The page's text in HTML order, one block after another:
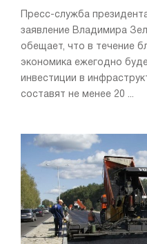
Пресс-служба
заявление Владимира
обещает, что в течение
экономика ежегодно
инвестиции в
составят не менее 20 ...